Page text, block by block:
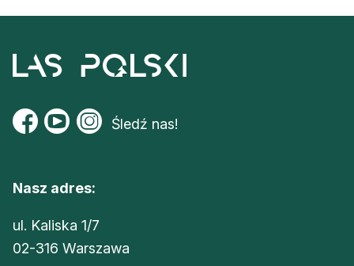
Śledź nas!
Nasz adres:
ul. Kaliska 1/7
02-316 Warszawa